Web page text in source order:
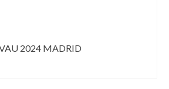
2024 MADRID